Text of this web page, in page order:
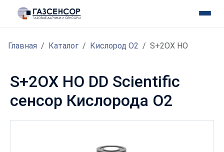
Главная Каталог Кислород O2 S+2OX HO
S+2OX HO DD Scientific
сенсор Кислорода O2